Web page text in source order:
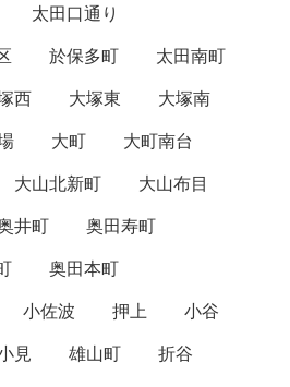
太田口通り
於保多町
太田南町
西 大塚東
大塚南
大町
大町南台
大山北新町
大山布目
井町
奥田寿町
奥田本町
小佐波 押上
小谷
見 雄山町
折谷